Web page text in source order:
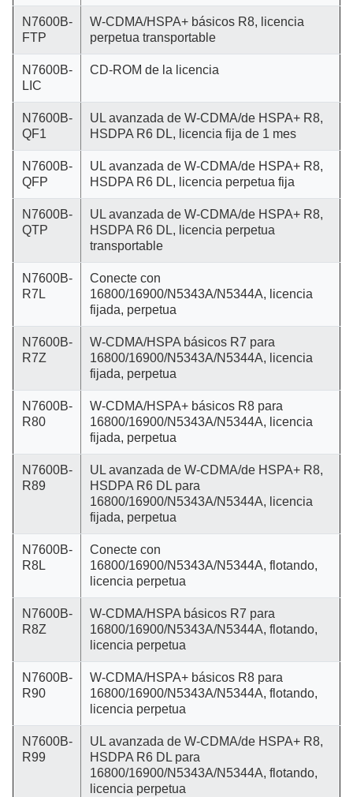
N7600B-
FTP
W-CDMA/HSPA+ básicos R8, licencia
perpetua transportable
N7600B-
LIC
CD-ROM de la licencia
N7600B-
QF1
UL avanzada de W-CDMA/de HSPA+ R8,
HSDPA R6 DL, licencia fija de 1 mes
N7600B-
QFP
UL avanzada de W-CDMA/de HSPA+ R8,
HSDPA R6 DL, licencia perpetua fija
N7600B-
QTP
UL avanzada de W-CDMA/de HSPA+ R8,
HSDPA R6 DL, licencia perpetua
transportable
N7600B-
R7L
Conecte con
16800/16900/N5343A/N5344A, licencia
fijada, perpetua
N7600B-
R7Z
W-CDMA/HSPA básicos R7 para
16800/16900/N5343A/N5344A, licencia
fijada, perpetua
N7600B-
R80
W-CDMA/HSPA+ básicos R8 para
16800/16900/N5343A/N5344A, licencia
fijada, perpetua
N7600B-
R89
UL avanzada de W-CDMA/de HSPA+ R8,
HSDPA R6 DL para
16800/16900/N5343A/N5344A, licencia
fijada, perpetua
N7600B-
R8L
Conecte con
16800/16900/N5343A/N5344A, flotando,
licencia perpetua
N7600B-
R8Z
W-CDMA/HSPA básicos R7 para
16800/16900/N5343A/N5344A, flotando,
licencia perpetua
N7600B-
R90
W-CDMA/HSPA+ básicos R8 para
16800/16900/N5343A/N5344A, flotando,
licencia perpetua
N7600B-
R99
UL avanzada de W-CDMA/de HSPA+ R8,
HSDPA R6 DL para
16800/16900/N5343A/N5344A, flotando,
licencia perpetua